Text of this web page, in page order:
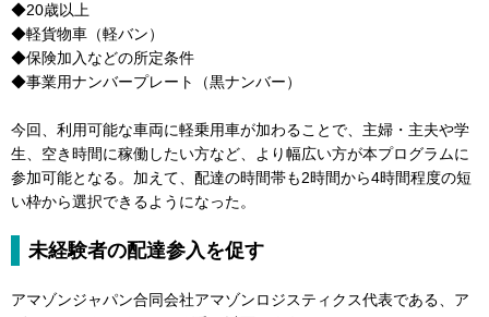
◆20歳以上
◆軽貨物車（軽バン）
◆保険加入などの所定条件
◆事業用ナンバープレート（黒ナンバー）
今回、利用可能な車両に軽乗用車が加わることで、主婦・主夫や学
生、空き時間に稼働したい方など、より幅広い方が本プログラムに
参加可能となる。加えて、配達の時間帯も2時間から4時間程度の短
い枠から選択できるようになった。
未経験者の配達参入を促す
アマゾンジャパン合同会社アマゾンロジスティクス代表である、ア